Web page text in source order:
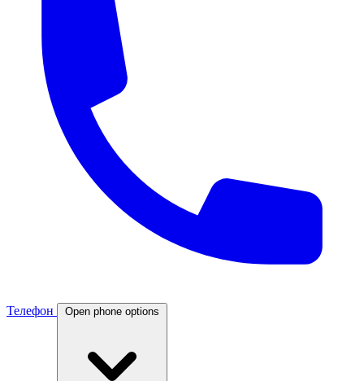
Телефон Open phone options